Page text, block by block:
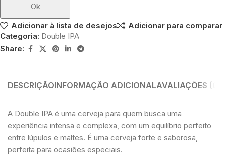
Ok
Adicionar à lista de desejos
Adicionar para comparar
Categoria: Double IPA
Share:
DESCRIÇÃOINFORMAÇÃO ADICIONALAVALIAÇÕES (0)
A Double IPA é uma cerveja para quem busca uma
experiência intensa e complexa, com um equilíbrio perfeito
entre lúpulos e maltes. É uma cerveja forte e saborosa,
perfeita para ocasiões especiais.